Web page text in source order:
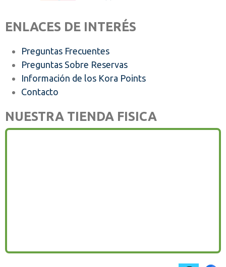
ENLACES DE INTERÉS
Preguntas Frecuentes
Preguntas Sobre Reservas
Información de los Kora Points
Contacto
NUESTRA TIENDA FISICA